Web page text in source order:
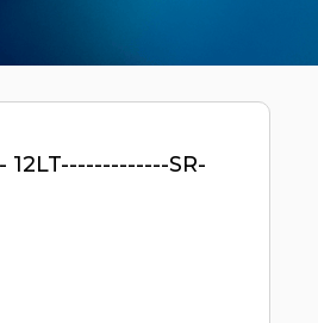
12LT-------------SR-